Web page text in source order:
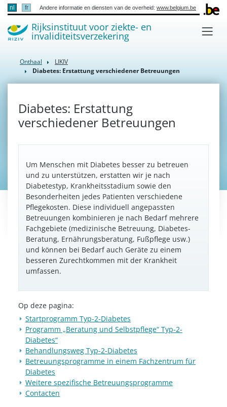
nl fr Andere informatie en diensten van de overheid: www.belgium.be
Rijksinstituut voor ziekte- en
invaliditeitsverzekering
Onthaal
LIKIV
Diabetes: Erstattung verschiedener Betreuungen
Diabetes: Erstattung
verschiedener Betreuungen
Um Menschen mit Diabetes besser zu betreuen
und zu unterstützen, erstatten wir je nach
Diabetestyp, Krankheitsstadium sowie den
Besonderheiten jedes Patienten verschiedene
Pflegekosten. Diese individuell angepassten
Betreuungen kombinieren je nach Bedarf mehrere
Fachgebiete (medizinische Betreuung, Diabetes-
Beratung, Ernährungsberatung, Fußpflege usw.)
und können bei Bedarf auch Geräte zu einem
besseren Zurechtkommen mit der Krankheit
umfassen.
Op deze pagina:
Startprogramm Typ-2-Diabetes
Programm „Beratung und Selbstpflege“ Typ-2-
Diabetes“
Behandlungsweg Typ-2-Diabetes
Betreuungsprogramme in einem Fachzentrum für
Diabetes
Weitere spezifische Betreuungsprogramme
Contacten